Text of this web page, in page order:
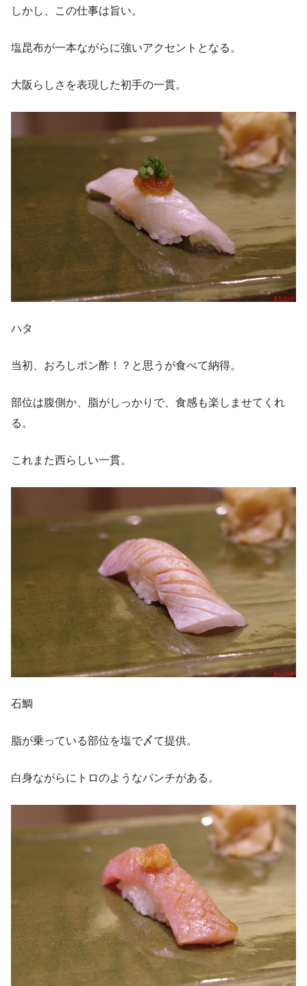
しかし、この仕事は旨い。
塩昆布が一本ながらに強いアクセントとなる。
大阪らしさを表現した初手の一貫。
ハタ
当初、おろしポン酢！？と思うが食べて納得。
部位は腹側か、脂がしっかりで、食感も楽しませてくれ
る。
これまた西らしい一貫。
石鯛
脂が乗っている部位を塩で〆て提供。
白身ながらにトロのようなパンチがある。